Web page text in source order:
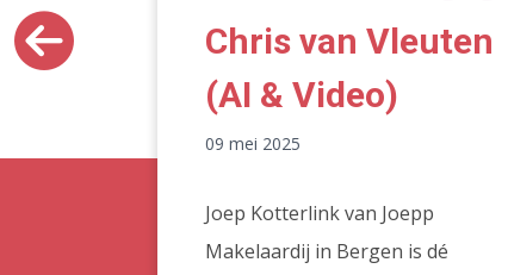
met
Chris van Vleuten
(AI & Video)
09 mei 2025
Joep Kotterlink van Joepp
Makelaardij in Bergen is dé